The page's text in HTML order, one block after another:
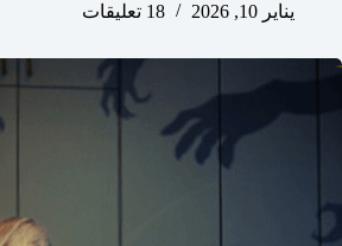
يناير 10, 2026
18 تعليقات